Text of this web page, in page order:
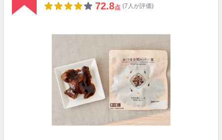
72.8点 (7人が評価)